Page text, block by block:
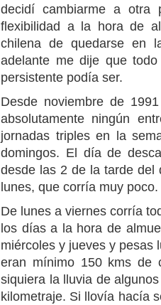
decidí cambiarme a otra
flexibilidad a la hora de
chilena de quedarse en
adelante me dije que
persistente podía ser.
Desde noviembre de
absolutamente ningún
jornadas triples en la
domingos. El día de
desde las 2 de la tarde del
lunes, que corría muy poco.
De lunes a viernes corría
los días a la hora de
miércoles y jueves y pesas
eran mínimo 150 kms de
siquiera la lluvia de
kilometraje. Si llovía hacía